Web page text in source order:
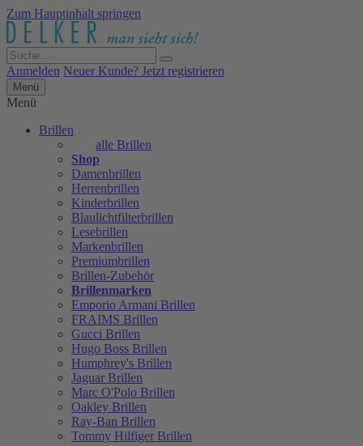
Zum Hauptinhalt springen
Anmelden Neuer Kunde? Jetzt registrieren
Menü
Menü
Brillen
alle Brillen
Shop
Damenbrillen
Herrenbrillen
Kinderbrillen
Blaulichtfilterbrillen
Lesebrillen
Markenbrillen
Premiumbrillen
Brillen-Zubehör
Brillenmarken
Emporio Armani Brillen
FRAIMS Brillen
Gucci Brillen
Hugo Boss Brillen
Humphrey's Brillen
Jaguar Brillen
Marc O'Polo Brillen
Oakley Brillen
Ray-Ban Brillen
Tommy Hilfiger Brillen